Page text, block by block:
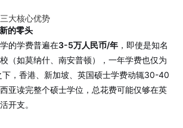
大核心优势
的零头
的学费普遍在3-5万人民币/年 ，即使是知名
（如莫纳什、南安普顿），一年学费也仅为
下，香港、新加坡、英国硕士学费动辄30-40
读完整个硕士学位，总花费可能仅够在英
开支。